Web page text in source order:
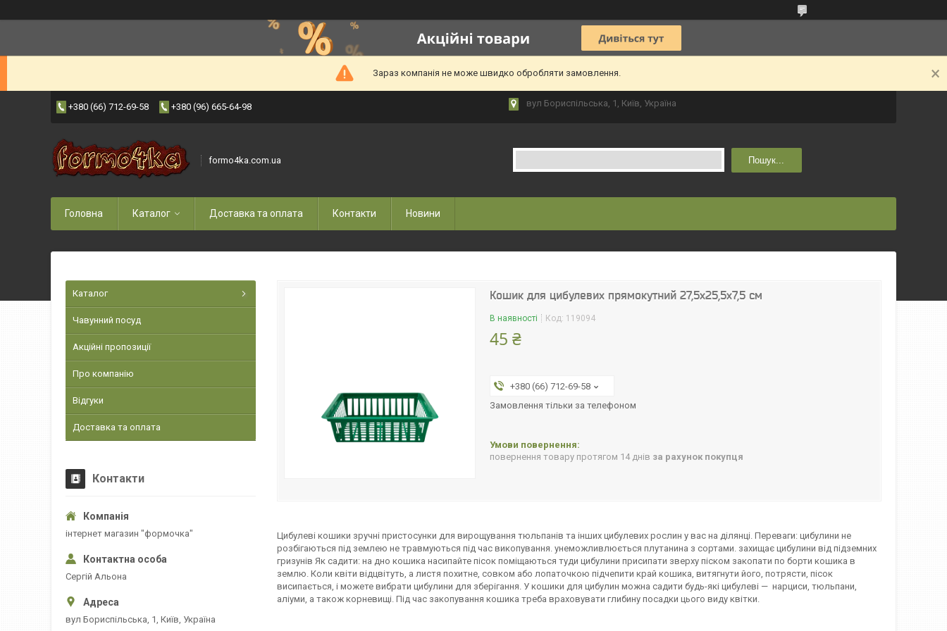
Зараз компанія не може швидко обробляти замовлення.
+380 (66) 712-69-58 +380 (96) 665-64-98 вул Бориспільська, 1, Київ, Україна
formo4ka.com.ua Пошук...
Головна Каталог Доставка та оплата Контакти Новини
Кошик для цибулевих прямокутний 27,5х25,5х7,5 см
В наявності Код: 119094
45 ₴
+380 (66) 712-69-58
Замовлення тільки за телефоном
повернення товару протягом 14 днів за рахунок покупця
Цибулеві кошики зручні пристосунки для вирощування тюльпанів та інших цибулевих рослин у вас на ділянці. Переваги: цибулини не
розбігаються під землею не травмуються під час викопування. унеможливлюється плутанина з сортами. захищає цибулини від підземних
гризунів Як садити: на дно кошика насипайте пісок поміщаються туди цибулини присипати зверху піском закопати по борти кошика в
землю. Коли квіти відцвітуть, а листя похитне, совком або лопаточкою підчепити край кошика, витягнути його, потрясти, пісок
висипається, і можете вибрати цибулини для зберігання. У кошики для цибулин можна садити будь-які цибулеві — нарциси, тюльпани,
аліуми, а також корневищі. Під час закопування кошика треба враховувати глибину посадки цього виду квітки.
Каталог
Чавунний посуд
Акційні пропозиції
Про компанію
Відгуки
Доставка та оплата
Контакти
інтернет магазин "формочка"
Сергій Альона
вул Бориспільська, 1, Київ, Україна